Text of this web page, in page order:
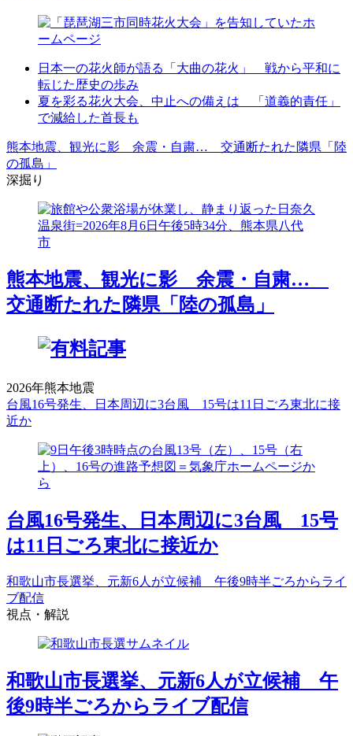
日本一の花火師が語る「大曲の花火」 戦から平和に
転じた歴史の歩み
夏を彩る花火大会、中止への備えは 「道義的責任」
で減給した首長も
熊本地震、観光に影 余震・自粛… 交通断たれた隣県「陸
の孤島」
深掘り
熊本地震、観光に影 余震・自粛…
交通断たれた隣県「陸の孤島」
2026年熊本地震
台風16号発生、日本周辺に3台風 15号は11日ごろ東北に接
近か
台風16号発生、日本周辺に3台風 15号
は11日ごろ東北に接近か
和歌山市長選挙、元新6人が立候補 午後9時半ごろからライ
ブ配信
視点・解説
和歌山市長選挙、元新6人が立候補 午
後9時半ごろからライブ配信